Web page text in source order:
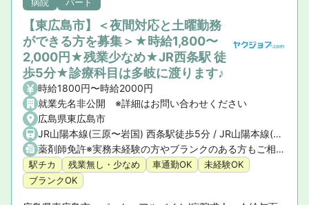
【東広島市】＜夜間対応と土曜勤務
ができる方を募集＞★時給1,800〜
2,000円★残業少なめ★JR西条駅 徒
歩5分★診療科目は多岐に渡ります♪
時給1800円〜時給2000円
就業先名非公開 ※詳細はお問い合わせください
広島県東広島市
JR山陽本線(三原〜岩国) 西条駅徒歩5分 / JR山陽本線(三原〜岩国) 寺家駅車8分
薬剤師免許※実務未経験の方やブランクのある方もご相談ください。
駅チカ 残業無し・少なめ 車通勤OK
未経験OK
ブランクOK